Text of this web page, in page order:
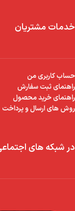
خدمات مشتریان
حساب کاربری من
راهنمای ثبت سفارش
راهنمای خرید محصول
روش های ارسال و پرداخت
در شبکه های